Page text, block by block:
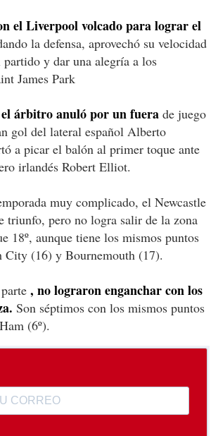
el Liverpool volcado para lograr el
la defensa, aprovechó su velocidad
partido y dar una alegría a los
James Park
árbitro anuló por un fuera de juego
gol del lateral español Alberto
a picar el balón al primer toque ante
irlandés Robert Elliot.
muy complicado, el Newcastle
triunfo, pero no logra salir de la zona
18º, aunque tiene los mismos puntos
City (16) y Bournemouth (17).
, no lograron enganchar con los
Son séptimos con los mismos puntos
(6º).